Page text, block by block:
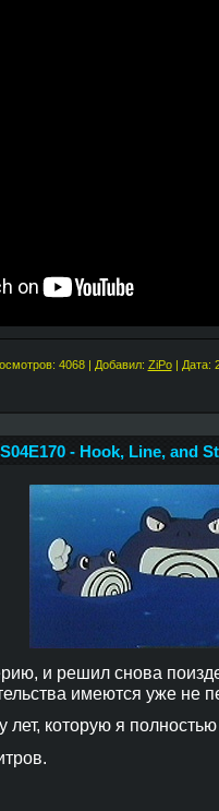
4068 | Добавил: ZiPo| Дата:
- Hook, Line, and
и решил снова
имеются уже не
лет, которую я